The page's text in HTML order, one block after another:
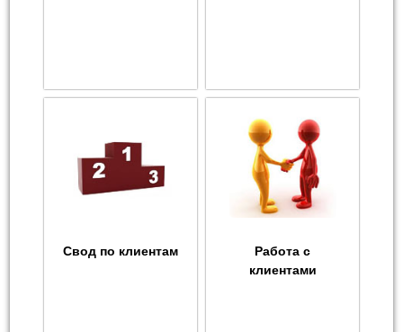
Свод по клиентам
Работа с
клиентами